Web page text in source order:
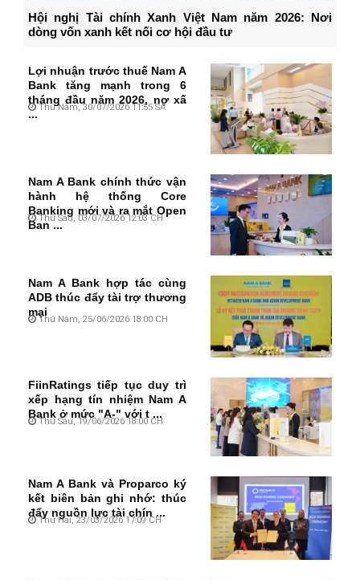
Hội nghị Tài chính Xanh Việt Nam năm 2026: Nơi
dòng vốn xanh kết nối cơ hội đầu tư
Lợi nhuận trước thuế Nam A
Bank tăng mạnh trong 6
tháng đầu năm 2026, nợ xấ
...
Thứ Năm, 30/07/2026 11:55 SA
Nam A Bank chính thức vận
hành hệ thống Core
Banking mới và ra mắt Open
Ban ...
Thứ Sáu, 03/07/2026 12:03 CH
Nam A Bank hợp tác cùng
ADB thúc đẩy tài trợ thương
mại
Thứ Năm, 25/06/2026 18:00 CH
FiinRatings tiếp tục duy trì
xếp hạng tín nhiệm Nam A
Bank ở mức "A-" với t ...
Thứ Sáu, 19/06/2026 18:00 CH
Nam A Bank và Proparco ký
kết biên bản ghi nhớ: thúc
đẩy nguồn lực tài chín ...
Thứ Hai, 23/03/2026 17:09 CH